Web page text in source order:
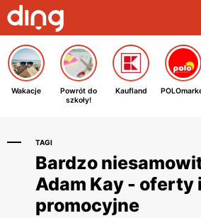
Wakacje
Powrót do
szkoły!
Kaufland
TAGI
Bardzo
Adam Kay - oferty
promocyjne